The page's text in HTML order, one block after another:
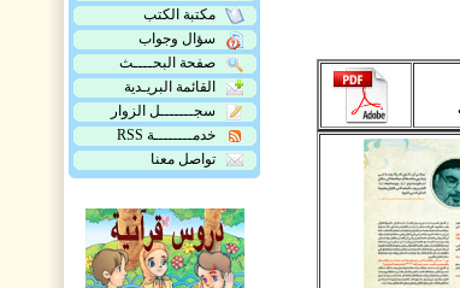
مكتبة الكتب
سؤال وجواب
صفحة البحــــث
القائمة البريـدية
سجـــــــل الزوار
خدمــــــــة RSS
تواصل معنا